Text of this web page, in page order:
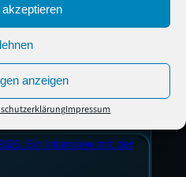
anzeigen
Impressum
Posts zum Hören
Posts